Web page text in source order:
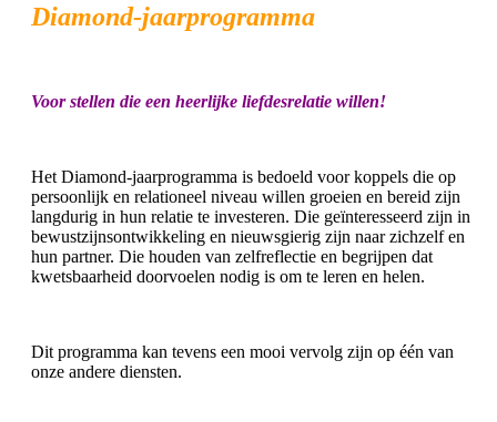
Diamond-jaarprogramma
Voor stellen die een heerlijke liefdesrelatie willen!
Het Diamond-jaarprogramma is bedoeld voor koppels die op
persoonlijk en relationeel niveau willen groeien en bereid zijn
langdurig in hun relatie te investeren. Die geïnteresseerd zijn in
bewustzijnsontwikkeling en nieuwsgierig zijn naar zichzelf en
hun partner. Die houden van zelfreflectie en begrijpen dat
kwetsbaarheid doorvoelen nodig is om te leren en helen.
Dit programma kan tevens een mooi vervolg zijn op één van
onze andere diensten.